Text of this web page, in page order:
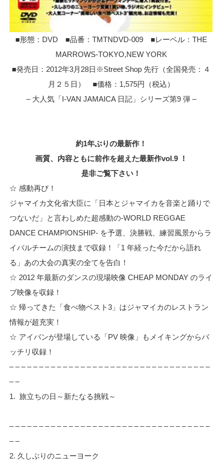
■形態：DVD ■品番：TMTNDVD-009 ■レーベル：THE
MARROWS-TOKYO,NEW YORK
■発売日：2012年3月28日※Street Shop 先行（全国発売：４
月２５日） ■価格：1,575円（税込）
– 大人気「I-VAN JAMAICA 日記」シリーズ第9 弾 –
約1年ぶりの最新作！
画質、内容ともに前作を超えた最新作vol.9 ！
是非ご覧下さい！
☆ 感動再び！
ジャマイカ文化省大臣に「日本とジャマイカを音楽と踊りで
つないだ」と言わしめた超感動の-WORLD REGGAE
DANCE CHAMPIONSHIP- を予選、決勝戦、練習風景からラ
イバルチームの演技まで収録！「1 年経った今だから語れ
る」あの大会の真実の全てを告白！
☆ 2012 年最新のダンスの現場映像 CHEAP MONDAY のライ
ブ映像を収録！
☆ 帰ってきた「食べ物ベスト3」はジャマイカのレストラン
情報が超充実！
☆ アイバンが登場している「PV 映像」もメイキングからバ
ッチリ収録！
– – – – – – – – – – – – – – – – – – – – – – – – – – – – – – – – – –
– –
1. 旅立ちの日～新たなる挑戦～
– – – – – – – – – – – – – – – – – – – – – – – – – – – – – – – – – –
– –
2. 久しぶりのニューヨーク